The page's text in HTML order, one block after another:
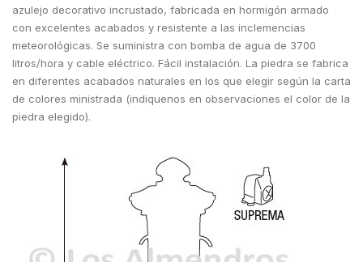
azulejo decorativo incrustado, fabricada en hormigón armado
con excelentes acabados y resistente a las inclemencias
meteorológicas. Se suministra con bomba de agua de 3700
litros/hora y cable eléctrico. Fácil instalación. La piedra se fabrica
en diferentes acabados naturales en los que elegir según la carta
de colores ministrada (indiquenos en observaciones el color de la
piedra elegido).